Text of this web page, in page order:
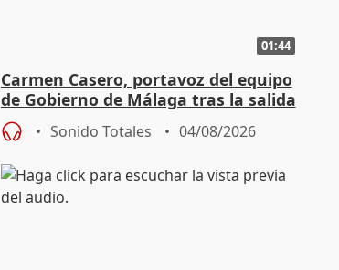
01:44
Carmen Casero, portavoz del equipo
de Gobierno de Málaga tras la salida
de Pérez de Siles
Sonido Totales 04/08/2026